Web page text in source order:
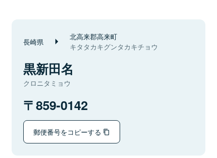
長崎県 北高来郡高来町
キタタカキグンタカキチョウ
黒新田名
クロニタミョウ
859-0142
郵便番号をコピーする